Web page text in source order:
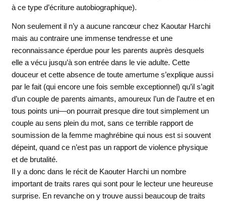
à ce type d’écriture autobiographique).
Non seulement il n’y a aucune rancœur chez Kaoutar Harchi
mais au contraire une immense tendresse et une
reconnaissance éperdue pour les parents auprès desquels
elle a vécu jusqu’à son entrée dans le vie adulte. Cette
douceur et cette absence de toute amertume s’explique aussi
par le fait (qui encore une fois semble exceptionnel) qu’il s’agit
d’un couple de parents aimants, amoureux l’un de l’autre et en
tous points uni—on pourrait presque dire tout simplement un
couple au sens plein du mot, sans ce terrible rapport de
soumission de la femme maghrébine qui nous est si souvent
dépeint, quand ce n’est pas un rapport de violence physique
et de brutalité.
Il y a donc dans le récit de Kaouter Harchi un nombre
important de traits rares qui sont pour le lecteur une heureuse
surprise. En revanche on y trouve aussi beaucoup de traits